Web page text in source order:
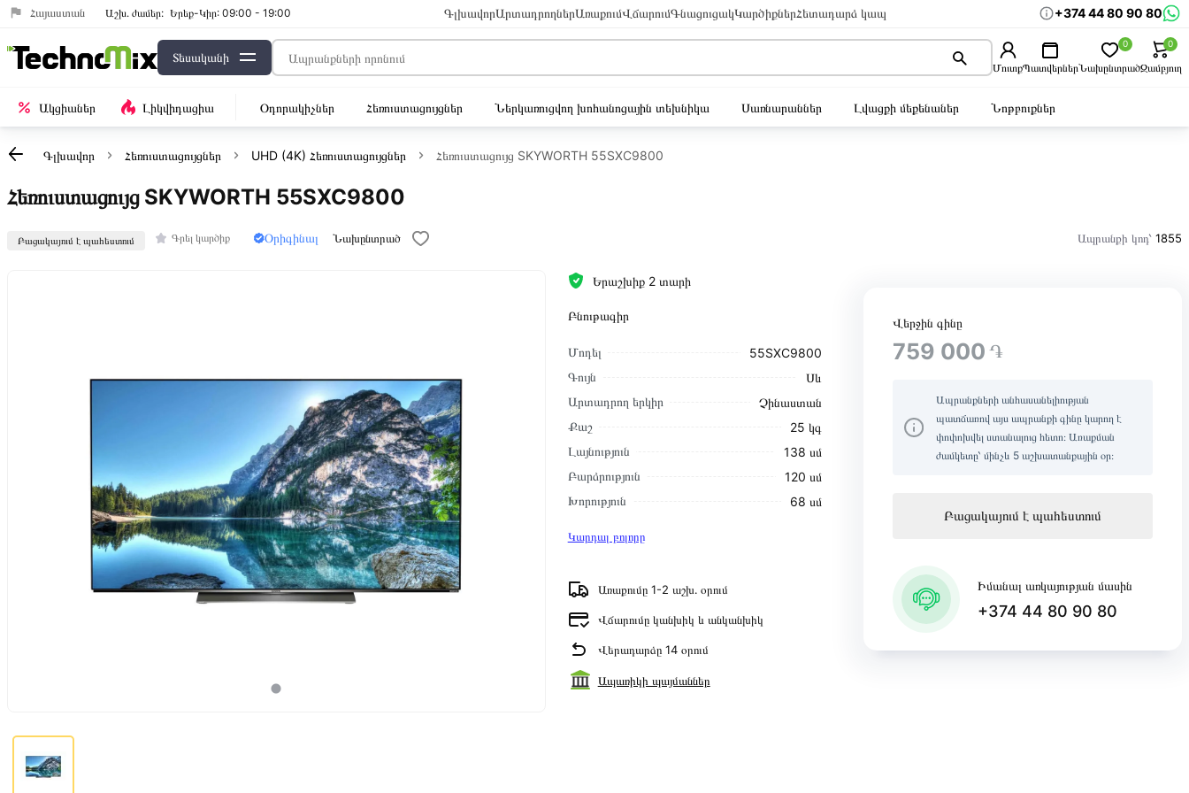
Հայաստան Աշխ․ ժամեր: Երեք-Կիր: 09:00 - 19:00 ԳլխավորԱրտադրողներԱռաքումՎճարումԳնացուցակԿարծիքներՀետադարձ կապ +374 44 80 90 80
Տեսականի
ՄուտքՊատվերներՆախընտրած
0
Զամբյուղ
0
Ակցիաներ Լիկվիդացիա Օդորակիչներ Հեռուստացույցներ Ներկառուցվող խոհանոցային տեխնիկա Սառնարաններ Լվացքի մեքենաներ Նոթբուքներ
Գլխավոր Հեռուստացույցներ UHD (4K) Հեռուստացույցներ Հեռուստացույց SKYWORTH 55SXC9800
Հեռուստացույց SKYWORTH 55SXC9800
Բացակայում է պահեստում Գրել կարծիք Օրիգինալ Նախընտրած Ապրանքի կոդ՝ 1855
Երաշխիք 2 տարի
Բնութագիր
Մոդել
55SXC9800
Գույն
Սև
Արտադրող երկիր
Չինաստան
Քաշ
25 կգ
Լայնություն
138 սմ
Բարձրություն
120 սմ
Խորություն
68 սմ
Կարդալ բոլորը
Առաքումը 1-2 աշխ․ օրում
Վճարումը կանխիկ և անկանխիկ
Վերադարձը 14 օրում
Ապառիկի պայմաններ
Վերջին գինը
759 000 ֏
Ապրանքների անհասանելիության
պատճառով այս ապրանքի գինը կարող է
փոփոխվել ստանալուց հետո։ Առաքման
ժամկետը՝ մինչև 5 աշխատանքային օր։
Բացակայում է պահեստում
Իմանալ առկայության մասին
+374 44 80 90 80